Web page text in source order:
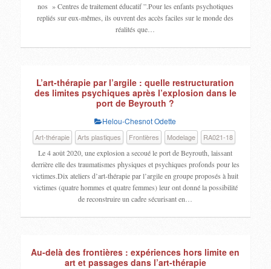
nos » Centres de traitement éducatif ”.Pour les enfants psychotiques
repliés sur eux-mêmes, ils ouvrent des accès faciles sur le monde des
réalités que…
L’art-thérapie par l’argile : quelle restructuration
des limites psychiques après l’explosion dans le
port de Beyrouth ?
Helou-Chesnot Odette
Art-thérapie Arts plastiques Frontières Modelage
RA021-18
Le 4 août 2020, une explosion a secoué le port de Beyrouth, laissant
derrière elle des traumatismes physiques et psychiques profonds pour les
victimes.Dix ateliers d’art-thérapie par l’argile en groupe proposés à huit
victimes (quatre hommes et quatre femmes) leur ont donné la possibilité
de reconstruire un cadre sécurisant en…
Au-delà des frontières : expériences hors limite en
art et passages dans l’art-thérapie